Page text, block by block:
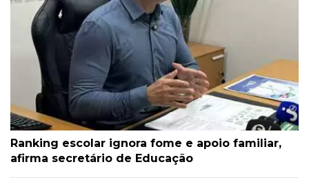
Ranking escolar ignora fome e apoio familiar,
afirma secretário de Educação